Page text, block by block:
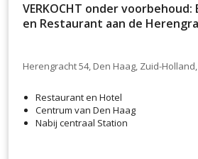
VERKOCHT onder
en Restaurant aan de
Herengracht 54, Den Haag, Zuid-
Restaurant en Hotel
Centrum van Den Haag
Nabij centraal Station